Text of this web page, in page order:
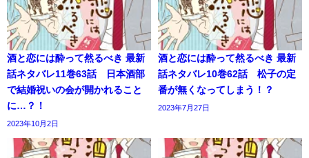
酒と恋には酔って然るべき 最新
話ネタバレ11巻63話 日本酒部
で結婚祝いの会が開かれること
に…？！
2023年10月2日
酒と恋には酔って然るべき 最新
話ネタバレ10巻62話 松子の定
番が無くなってしまう！？
2023年7月27日